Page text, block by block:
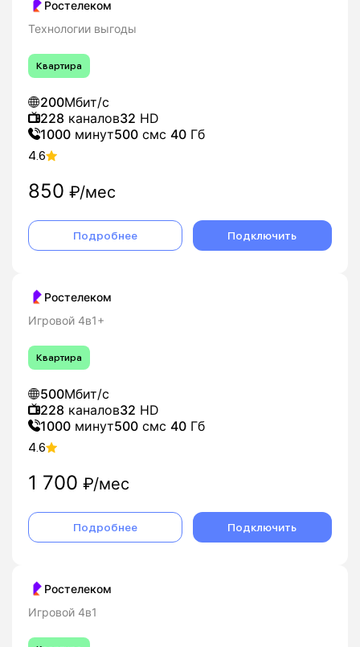
Ростелеком
Технологии выгоды
Квартира
200Мбит/с
228 каналов32 HD
1000 минут500 смс 40 Гб
4.6
850 ₽/мес
Подробнее Подключить
Ростелеком
Игровой 4в1+
Квартира
500Мбит/с
228 каналов32 HD
1000 минут500 смс 40 Гб
4.6
1 700 ₽/мес
Подробнее Подключить
Ростелеком
Игровой 4в1